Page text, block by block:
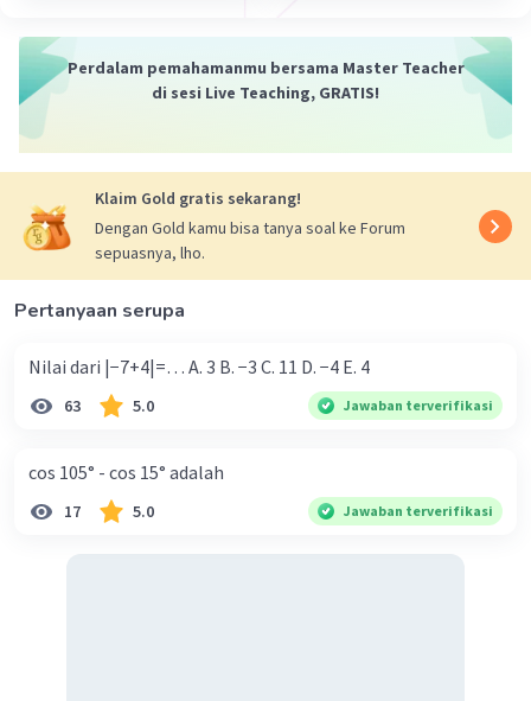
Perdalam pemahamanmu bersama Master Teacher
di sesi Live Teaching, GRATIS!
Klaim Gold gratis sekarang!
Dengan Gold kamu bisa tanya soal ke Forum
sepuasnya, lho.
Pertanyaan serupa
Nilai dari |−7+4|=… A. 3 B. −3 C. 11 D. −4 E. 4
63 5.0 Jawaban terverifikasi
cos 105° - cos 15° adalah
17 5.0 Jawaban terverifikasi